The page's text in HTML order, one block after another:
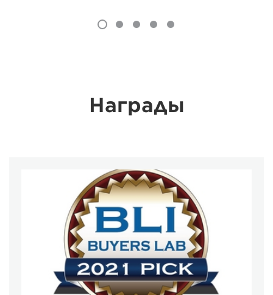
Награды